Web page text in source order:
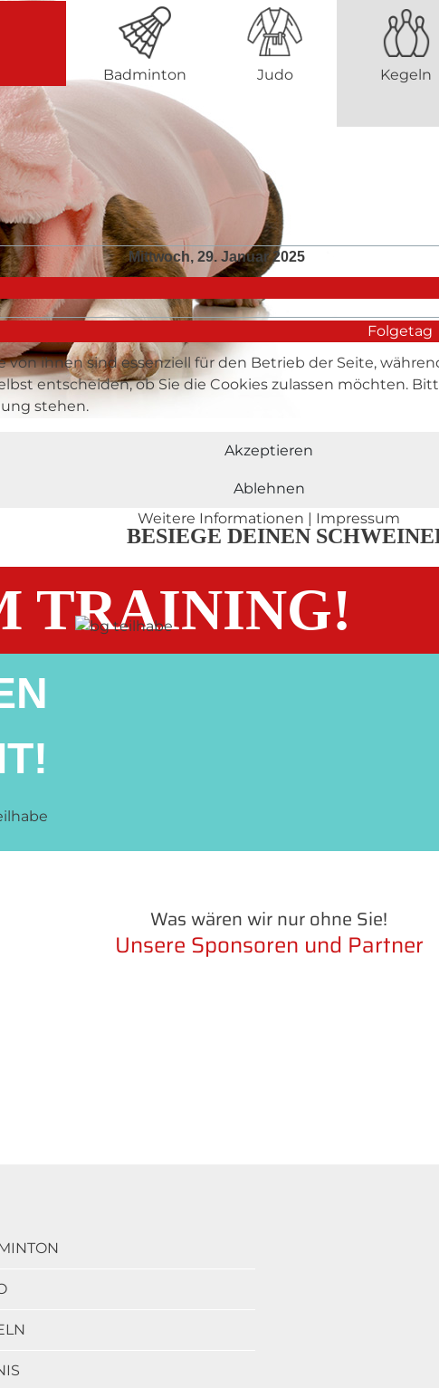
DU
BESIEGE DEINEN
TRAINING!
Badminton Judo Kegeln
Mittwoch, 29. Januar 2025
Folgetag
Was wären wir nur ohne Sie!
Unsere Sponsoren und Partner
von ihnen sind essenziell für den Betrieb der Seite,
entscheiden, ob Sie die Cookies zulassen möchten.
stehen.
Akzeptieren
Ablehnen
Weitere Informationen | Impressum